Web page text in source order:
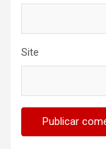
Site